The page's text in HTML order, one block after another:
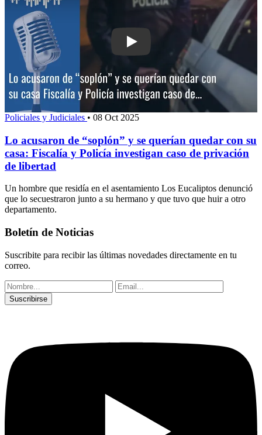
Play: Lo acusaron de “soplón” y se
Policiales y Judiciales • 08 Oct 2025
Lo acusaron de “soplón” y se querían quedar con su
casa: Fiscalía y Policía investigan caso de privación
de libertad
Un hombre que residía en el asentamiento Los Eucaliptos denunció
que lo secuestraron junto a su hermano y que tuvo que huir a otro
departamento.
Boletín de Noticias
Suscribite para recibir las últimas novedades directamente en tu
correo.
Suscribirse